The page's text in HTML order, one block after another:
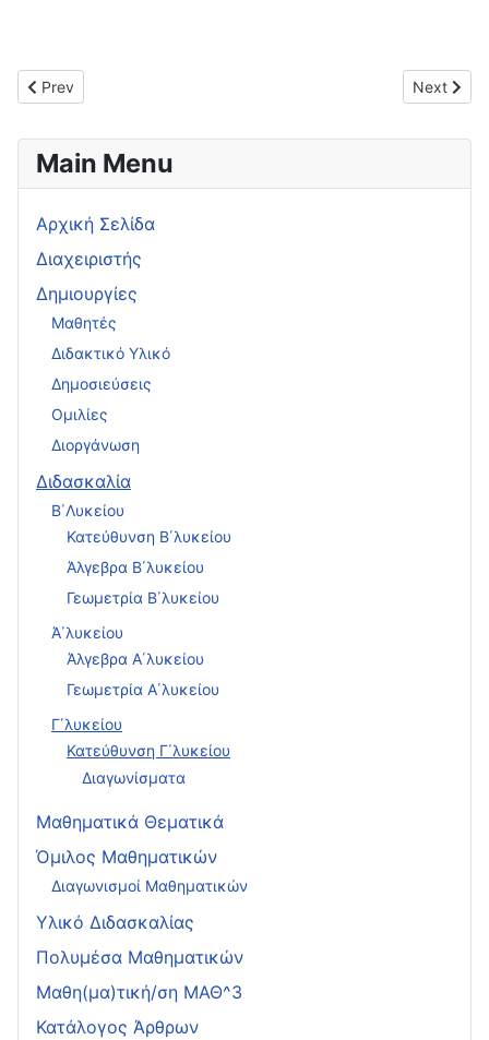
Previous article: ΘΜΤ και 1-1
Prev Next
Next
Main Menu
Αρχική Σελίδα
Διαχειριστής
Δημιουργίες
Μαθητές
Διδακτικό Υλικό
Δημοσιεύσεις
Ομιλίες
Διοργάνωση
Διδασκαλία
Β΄Λυκείου
Κατεύθυνση Β΄λυκείου
Άλγεβρα Β΄λυκείου
Γεωμετρία Β΄λυκείου
Ά΄λυκείου
Άλγεβρα Α΄λυκείου
Γεωμετρία Α΄λυκείου
Γ΄λυκείου
Κατεύθυνση Γ΄λυκείου
Διαγωνίσματα
Μαθηματικά Θεματικά
Όμιλος Μαθηματικών
Διαγωνισμοί Μαθηματικών
Υλικό Διδασκαλίας
Πολυμέσα Μαθηματικών
Μαθη(μα)τική/ση ΜΑΘ^3
Κατάλογος Άρθρων